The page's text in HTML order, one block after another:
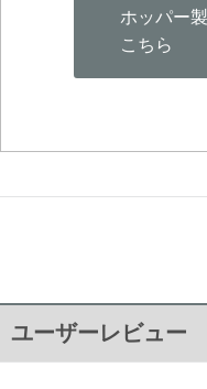
ホッパー
こちら
ユーザーレビュー